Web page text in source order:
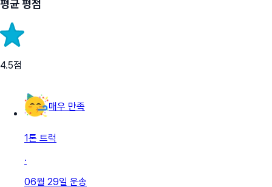
평균 평점
4.5점
매우 만족
1톤 트럭
·
06월 29일 운송